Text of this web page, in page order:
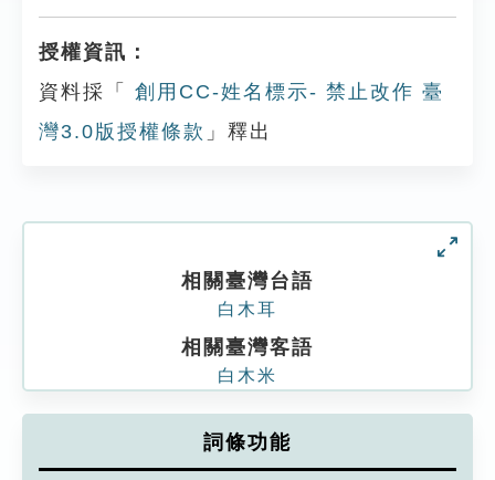
授權資訊：
資料採「
創用CC-姓名標示- 禁止改作 臺
灣3.0版授權條款 」釋出
相關臺灣台語
白木耳
相關臺灣客語
白木米
詞條功能